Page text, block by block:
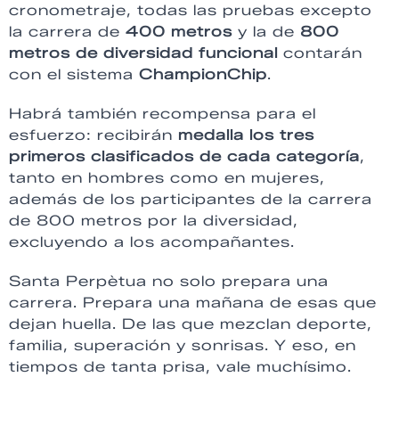
cronometraje, todas las pruebas excepto
la carrera de 400 metros y la de 800
metros de diversidad funcional contarán
con el sistema ChampionChip.
Habrá también recompensa para el
esfuerzo: recibirán medalla los tres
primeros clasificados de cada categoría,
tanto en hombres como en mujeres,
además de los participantes de la carrera
de 800 metros por la diversidad,
excluyendo a los acompañantes.
Santa Perpètua no solo prepara una
carrera. Prepara una mañana de esas que
dejan huella. De las que mezclan deporte,
familia, superación y sonrisas. Y eso, en
tiempos de tanta prisa, vale muchísimo.